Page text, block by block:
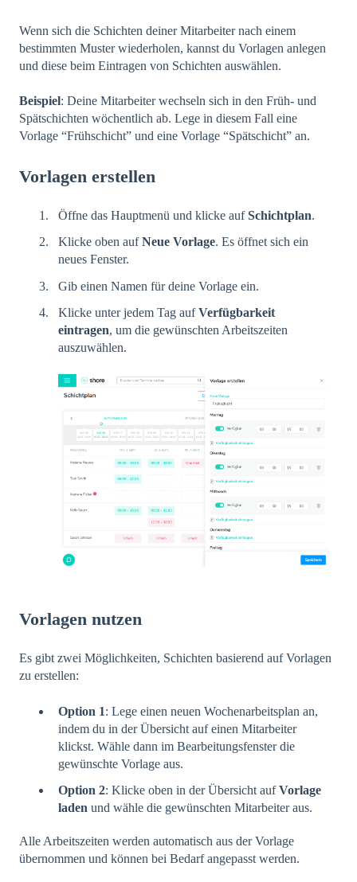
Wenn sich die Schichten deiner Mitarbeiter nach einem
bestimmten Muster wiederholen, kannst du Vorlagen anlegen
und diese beim Eintragen von Schichten auswählen.
Beispiel: Deine Mitarbeiter wechseln sich in den Früh- und
Spätschichten wöchentlich ab. Lege in diesem Fall eine
Vorlage “Frühschicht” und eine Vorlage “Spätschicht” an.
Vorlagen erstellen
Öffne das Hauptmenü und klicke aufSchichtplan.
Klicke oben aufNeue Vorlage. Es öffnet sich ein
neues Fenster.
Gib einen Namen für deine Vorlage ein.
Klicke unter jedem Tag aufVerfügbarkeit
eintragen, um die gewünschten Arbeitszeiten
auszuwählen.
Vorlagen nutzen
Es gibt zwei Möglichkeiten, Schichten basierend auf Vorlagen
zu erstellen:
Option 1: Lege einen neuen Wochenarbeitsplan an,
indem du in der Übersicht auf einen Mitarbeiter
klickst. Wähle dann im Bearbeitungsfenster die
gewünschte Vorlage aus.
Option 2: Klicke oben in der Übersicht aufVorlage
laden und wähle die gewünschten Mitarbeiter aus.
Alle Arbeitszeiten werden automatisch aus der Vorlage
übernommen und können bei Bedarf angepasst werden.